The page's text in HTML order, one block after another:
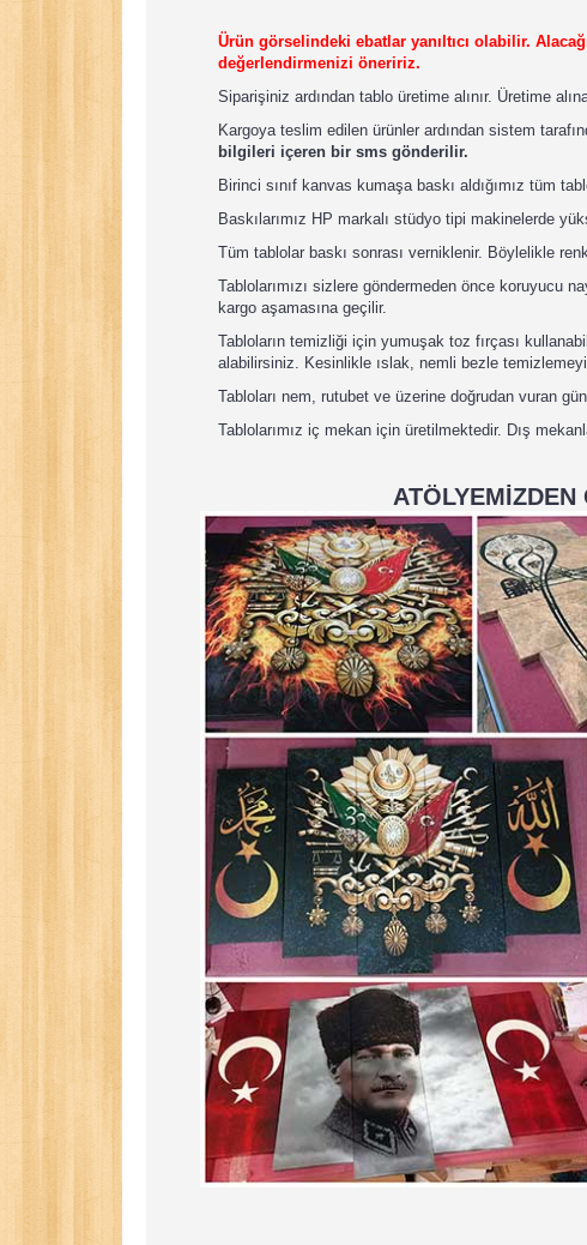
Ürün görselindeki ebatlar yanıltıcı olabilir.
değerlendirmenizi öneririz.
Siparişiniz ardından tablo üretime alınır. Üretime
Kargoya teslim edilen ürünler ardından sistem
bilgileri içeren bir sms gönderilir.
Birinci sınıf kanvas kumaşa baskı aldığımız tüm
Baskılarımız HP markalı stüdyo tipi makinelerde
Tüm tablolar baskı sonrası verniklenir. Böylelikle
Tablolarımızı sizlere göndermeden önce koruyucu
kargo aşamasına geçilir.
Tabloların temizliği için yumuşak toz fırçası
alabilirsiniz. Kesinlikle ıslak, nemli bezle
Tabloları nem, rutubet ve üzerine doğrudan vuran
Tablolarımız iç mekan için üretilmektedir. Dış